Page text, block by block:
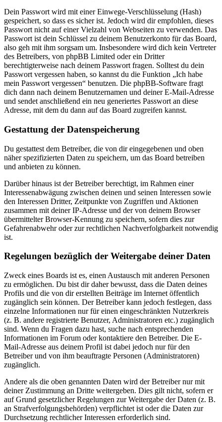
Dein Passwort wird mit einer Einwege-Verschlüsselung (Hash)
gespeichert, so dass es sicher ist. Jedoch wird dir empfohlen, dieses
Passwort nicht auf einer Vielzahl von Webseiten zu verwenden. Das
Passwort ist dein Schlüssel zu deinem Benutzerkonto für das Board,
also geh mit ihm sorgsam um. Insbesondere wird dich kein Vertreter
des Betreibers, von phpBB Limited oder ein Dritter
berechtigterweise nach deinem Passwort fragen. Solltest du dein
Passwort vergessen haben, so kannst du die Funktion „Ich habe
mein Passwort vergessen“ benutzen. Die phpBB-Software fragt
dich dann nach deinem Benutzernamen und deiner E-Mail-Adresse
und sendet anschließend ein neu generiertes Passwort an diese
Adresse, mit dem du dann auf das Board zugreifen kannst.
Gestattung der Datenspeicherung
Du gestattest dem Betreiber, die von dir eingegebenen und oben
näher spezifizierten Daten zu speichern, um das Board betreiben
und anbieten zu können.
Darüber hinaus ist der Betreiber berechtigt, im Rahmen einer
Interessenabwägung zwischen deinen und seinen Interessen sowie
den Interessen Dritter, Zeitpunkte von Zugriffen und Aktionen
zusammen mit deiner IP-Adresse und der von deinem Browser
übermittelter Browser-Kennung zu speichern, sofern dies zur
Gefahrenabwehr oder zur rechtlichen Nachverfolgbarkeit notwendig
ist.
Regelungen bezüglich der Weitergabe deiner Daten
Zweck eines Boards ist es, einen Austausch mit anderen Personen
zu ermöglichen. Du bist dir daher bewusst, dass die Daten deines
Profils und die von dir erstellten Beiträge im Internet öffentlich
zugänglich sein können. Der Betreiber kann jedoch festlegen, dass
einzelne Informationen nur für einen eingeschränkten Nutzerkreis
(z. B. andere registrierte Benutzer, Administratoren etc.) zugänglich
sind. Wenn du Fragen dazu hast, suche nach entsprechenden
Informationen im Forum oder kontaktiere den Betreiber. Die E-
Mail-Adresse aus deinem Profil ist dabei jedoch nur für den
Betreiber und von ihm beauftragte Personen (Administratoren)
zugänglich.
Andere als die oben genannten Daten wird der Betreiber nur mit
deiner Zustimmung an Dritte weitergeben. Dies gilt nicht, sofern er
auf Grund gesetzlicher Regelungen zur Weitergabe der Daten (z. B.
an Strafverfolgungsbehörden) verpflichtet ist oder die Daten zur
Durchsetzung rechtlicher Interessen erforderlich sind.